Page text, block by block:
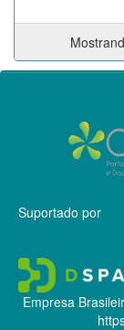
Suportado por
Empresa